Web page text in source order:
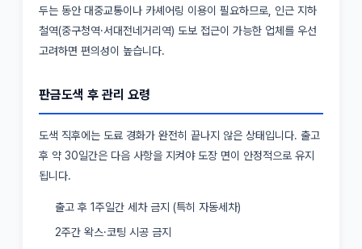
두는 동안 대중교통이나 카셰어링 이용이 필요하므로, 인근 지하
철역(중구청역·서대전네거리역) 도보 접근이 가능한 업체를 우선
고려하면 편의성이 높습니다.
판금도색 후 관리 요령
도색 직후에는 도료 경화가 완전히 끝나지 않은 상태입니다. 출고
후 약 30일간은 다음 사항을 지켜야 도장 면이 안정적으로 유지
됩니다.
출고 후 1주일간 세차 금지 (특히 자동세차)
2주간 왁스·코팅 시공 금지